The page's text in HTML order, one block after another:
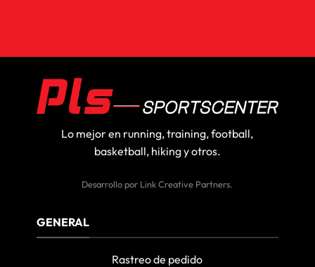
Lo mejor en running, training, football,
basketball, hiking y otros.
Desarrollo por Link Creative Partners.
GENERAL
Rastreo de pedido